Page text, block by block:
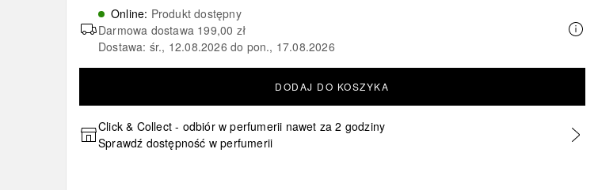
Online: Produkt dostępny
Darmowa dostawa 199,00 zł
Dostawa: śr., 12.08.2026 do pon., 17.08.2026
DODAJ DO KOSZYKA
Click & Collect - odbiór w perfumerii nawet za 2 godziny
Sprawdź dostępność w perfumerii